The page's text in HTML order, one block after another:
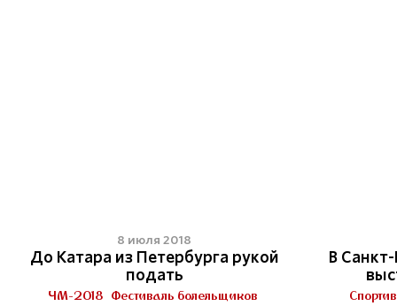
8 июля 2018
До Катара из Петербурга рукой
подать
ЧМ-2018 Фестиваль болельщиков
В